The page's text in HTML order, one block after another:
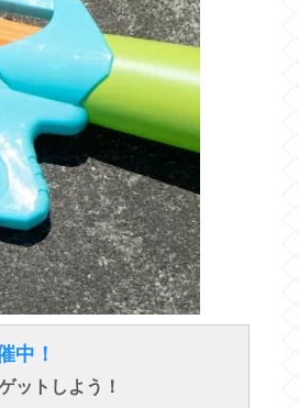
中！
ットしよう！